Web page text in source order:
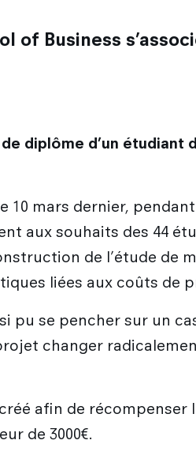
of Business
diplôme d’un étudiant
mars dernier,
aux souhaits des 44
de l’étude de
liées aux coûts de
pu se pencher sur un
changer
afin de récompenser
de 3000€.